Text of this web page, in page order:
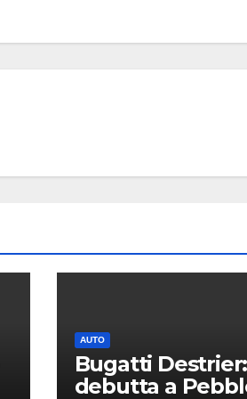
AUTO
Bugatti Destrier:
debutta a